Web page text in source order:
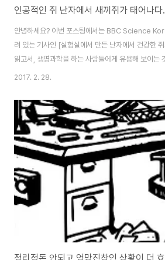
인공적인 쥐 난자에서 새끼쥐가 태어나다.
안녕하세요? 이번 포스팅에서는 BBC Science
려 있는 기사인 [실험실에서 만든 난자에서 건강한
읽고서, 생명과학을 하는 사람들에게 유용해 보이는
하고자 포스팅을 올립니다. 기사의 내용은 간단합니
피부 세포를 이용해서 쥐의 난자를 만들고, 이걸 체
에 대리모에 이식해서 건강한 새끼 쥐가 탄생한 실
단하게 설명하겠습니다. 맨 왼쪽에 있는 것이 피부
서 세포를 추출한 다음에, 기사에서는 자세히 나와있
포를 줄기세포로 유도합니다..
2017. 2. 28.